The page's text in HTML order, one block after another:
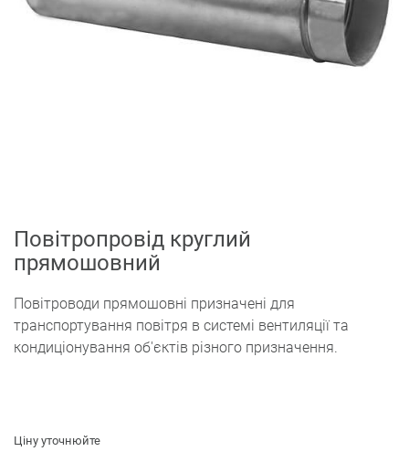
Повітропровід круглий
прямошовний
Повітроводи прямошовні призначені для
транспортування повітря в системі вентиляції та
кондиціонування об'єктів різного призначення.
Ціну уточнюйте